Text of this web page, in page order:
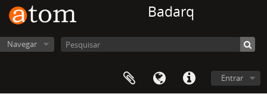
Badarq
Navegar
Entrar